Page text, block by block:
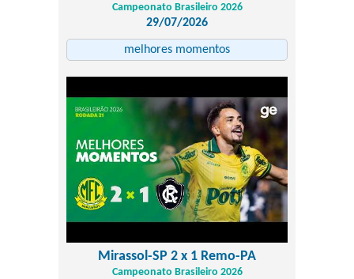
Campeonato Brasileiro 2026
29/07/2026
melhores momentos
Mirassol-SP 2 x 1 Remo-PA
Campeonato Brasileiro 2026